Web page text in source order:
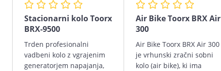
Stacionarni kolo Toorx
BRX-9500
Trden profesionalni
vadbeni kolo z vgrajenim
generatorjem napajanja,
Air Bike Toorx BRX Air
300
Air Bike Toorx BRX Air 300
je vrhunski zračni sobni
kolo (air bike), ki ima